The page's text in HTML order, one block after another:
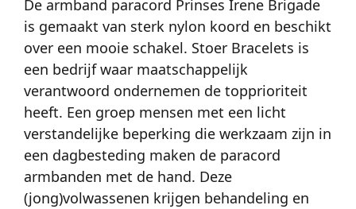
De armband paracord Prinses Irene Brigade
is gemaakt van sterk nylon koord en beschikt
over een mooie schakel. Stoer Bracelets is
een bedrijf waar maatschappelijk
verantwoord ondernemen de topprioriteit
heeft. Een groep mensen met een licht
verstandelijke beperking die werkzaam zijn in
een dagbesteding maken de paracord
armbanden met de hand. Deze
(jong)volwassenen krijgen behandeling en